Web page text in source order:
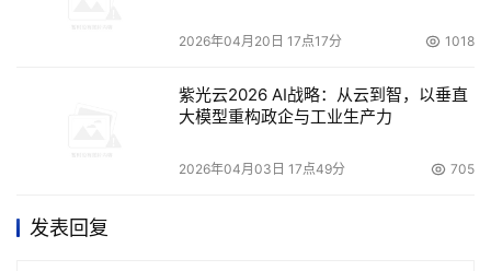
2026年04月20日 17点17分 1018
紫光云2026 AI战略：从云到智，以垂直
大模型重构政企与工业生产力
2026年04月03日 17点49分 705
发表回复